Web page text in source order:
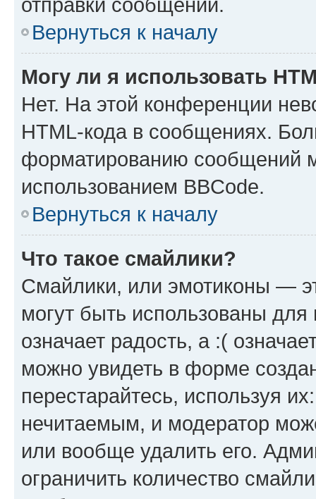
Вернуться к началу
Могу ли я использовать
Нет. На этой конференции
HTML-кода в сообщениях.
форматированию сообщений
использованием BBCode.
Вернуться к началу
Что такое смайлики?
Смайлики, или эмотиконы —
могут быть использованы
означает радость, а :(
можно увидеть в форме
перестарайтесь, используя
нечитаемым, и модератор
или вообще удалить его.
ограничить количество